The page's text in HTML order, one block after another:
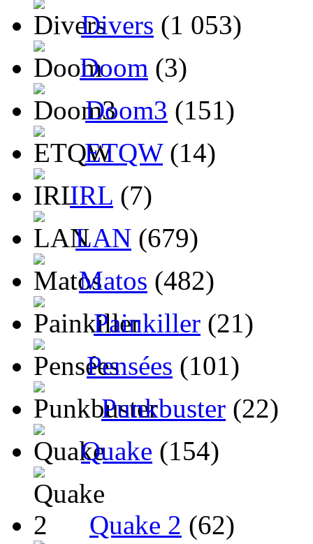
Divers (1 053)
Doom (3)
Doom3 (151)
ETQW(14)
IRL (7)
LAN (679)
Matos (482)
Painkiller (21)
Pensées (101)
Punkbuster (22)
Quake (154)
Quake 2 (62)